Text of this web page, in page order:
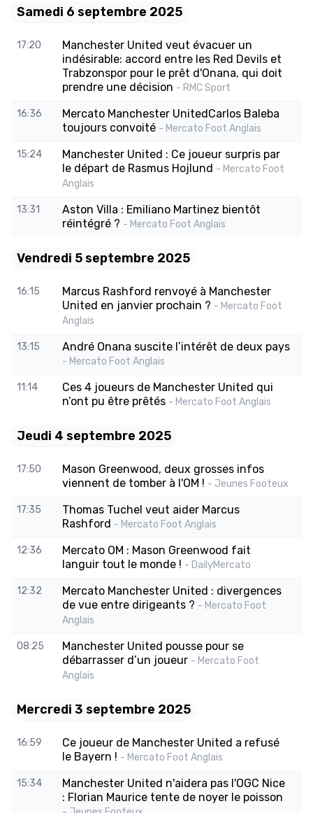
Samedi 6 septembre 2025
17:20
Manchester United veut évacuer un
indésirable: accord entre les Red Devils et
Trabzonspor pour le prêt d'Onana, qui doit
prendre une décision - RMC Sport
16:36
Mercato Manchester UnitedCarlos Baleba
toujours convoité - Mercato Foot Anglais
15:24
Manchester United : Ce joueur surpris par
le départ de Rasmus Hojlund - Mercato Foot
Anglais
13:31
Aston Villa : Emiliano Martinez bientôt
réintégré ? - Mercato Foot Anglais
Vendredi 5 septembre 2025
16:15
Marcus Rashford renvoyé à Manchester
United en janvier prochain ? - Mercato Foot
Anglais
13:15 André Onana suscite l’intérêt de deux pays
- Mercato Foot Anglais
11:14
Ces 4 joueurs de Manchester United qui
n’ont pu être prêtés - Mercato Foot Anglais
Jeudi 4 septembre 2025
17:50
Mason Greenwood, deux grosses infos
viennent de tomber à l'OM ! - Jeunes Footeux
17:35
Thomas Tuchel veut aider Marcus
Rashford - Mercato Foot Anglais
12:36
Mercato OM : Mason Greenwood fait
languir tout le monde ! - DailyMercato
12:32
Mercato Manchester United : divergences
de vue entre dirigeants ? - Mercato Foot
Anglais
08:25
Manchester United pousse pour se
débarrasser d’un joueur - Mercato Foot
Anglais
Mercredi 3 septembre 2025
16:59
Ce joueur de Manchester United a refusé
le Bayern ! - Mercato Foot Anglais
15:34
Manchester United n'aidera pas l'OGC Nice
: Florian Maurice tente de noyer le poisson